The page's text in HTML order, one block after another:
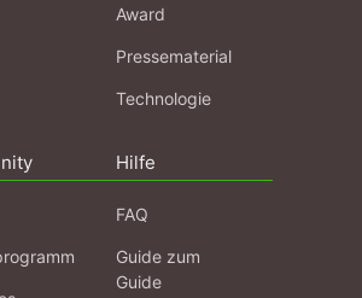
Award
Pressematerial
Technologie
Hilfe
FAQ
Guide zum
Guide